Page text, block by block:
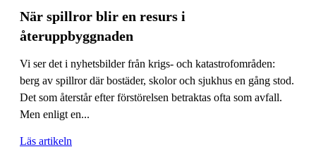
När spillror blir en resurs i
återuppbyggnaden
Vi ser det i nyhetsbilder från krigs- och katastrofområden:
berg av spillror där bostäder, skolor och sjukhus en gång stod.
Det som återstår efter förstörelsen betraktas ofta som avfall.
Men enligt en...
Läs artikeln